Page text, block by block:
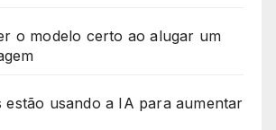
o modelo certo ao alugar um
estão usando a IA para aumentar